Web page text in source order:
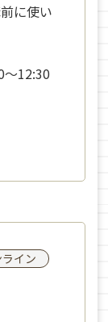
に使い
～12:30
イン